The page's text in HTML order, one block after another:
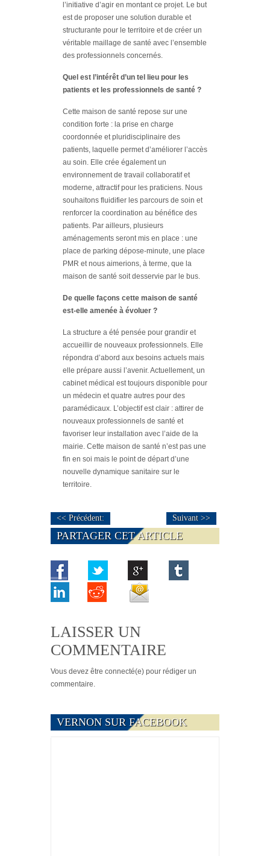
l’initiative d’agir en montant ce projet. Le but
est de proposer une solution durable et
structurante pour le territoire et de créer un
véritable maillage de santé avec l’ensemble
des professionnels concernés.
Quel est l’intérêt d’un tel lieu pour les
patients et les professionnels de santé ?
Cette maison de santé repose sur une
condition forte : la prise en charge
coordonnée et pluridisciplinaire des
patients, laquelle permet d’améliorer l’accès
au soin. Elle crée également un
environnement de travail collaboratif et
moderne, attractif pour les praticiens. Nous
souhaitons fluidifier les parcours de soin et
renforcer la coordination au bénéfice des
patients. Par ailleurs, plusieurs
aménagements seront mis en place : une
place de parking dépose-minute, une place
PMR et nous aimerions, à terme, que la
maison de santé soit desservie par le bus.
De quelle façons cette maison de santé
est-elle amenée à évoluer ?
La structure a été pensée pour grandir et
accueillir de nouveaux professionnels. Elle
répondra d’abord aux besoins actuels mais
elle prépare aussi l’avenir. Actuellement, un
cabinet médical est toujours disponible pour
un médecin et quatre autres pour des
paramédicaux. L’objectif est clair : attirer de
nouveaux professionnels de santé et
favoriser leur installation avec l’aide de la
mairie. Cette maison de santé n’est pas une
fin en soi mais le point de départ d’une
nouvelle dynamique sanitaire sur le
territoire.
<< Précédent: Suivant >>
PARTAGER CET ARTICLE
LAISSER UN
COMMENTAIRE
Vous devez être connecté(e) pour rédiger un
commentaire.
VERNON SUR FACEBOOK